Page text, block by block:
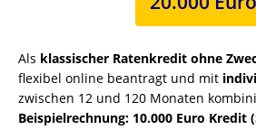
Als klassischer Ratenkredit ohne
flexibel online beantragt und mit
zwischen 12 und 120 Monaten
Beispielrechnung: 10.000 Euro Kredit